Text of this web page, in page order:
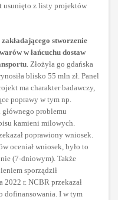
usunięto z listy projektów
stworzenie
w łańcuchu dostaw
. Złożyła go gdańska
blisko 55 mln zł. Panel
ma charakter badawczy,
poprawy w tym np.
problemu
kamieni milowych.
poprawiony wniosek.
oceniał wniosek, było to
(7-dniowym). Także
sporządził
r. NCBR przekazał
dofinansowania. I w tym